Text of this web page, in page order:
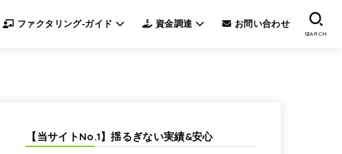
ファクタリング-ガイド 資金調達 お問い合わせ
SEARCH
【当サイトNo.1】揺るぎない実績&安心